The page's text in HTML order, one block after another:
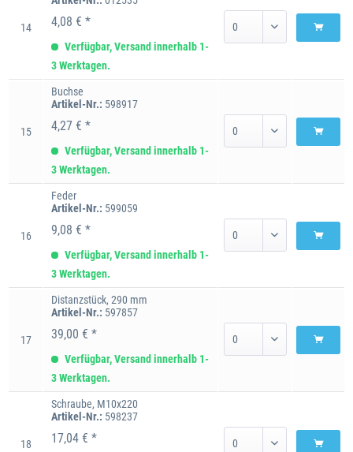
14 4,08 € *
Verfügbar, Versand innerhalb 1-
3 Werktagen.
15
Buchse
Artikel-Nr.: 598917
4,27 € *
Verfügbar, Versand innerhalb 1-
3 Werktagen.
16
Feder
Artikel-Nr.: 599059
9,08 € *
Verfügbar, Versand innerhalb 1-
3 Werktagen.
17
Distanzstück, 290 mm
Artikel-Nr.: 597857
39,00 € *
Verfügbar, Versand innerhalb 1-
3 Werktagen.
18
Schraube, M10x220
Artikel-Nr.: 598237
17,04 € *